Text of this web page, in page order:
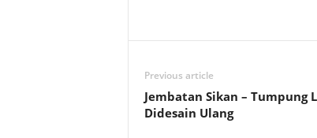
Previous article
Jembatan Sikan – Tumpung
Didesain Ulang